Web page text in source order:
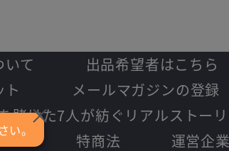
いて 出品希望者はこちら
メールマガジンの登録
賭けた7人が紡ぐリアルストー
特商法
運営企業
×
。